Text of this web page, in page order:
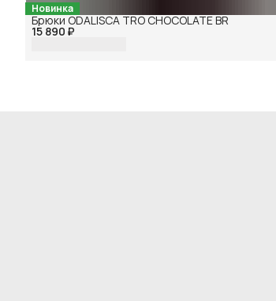
Новинка
15 890 ₽
Брюки ODALISCA TRO CHOCOLATE BR